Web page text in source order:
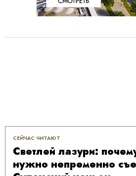
СЕЙЧАС ЧИТАЮТ
Светлей лазури:
нужно непременно